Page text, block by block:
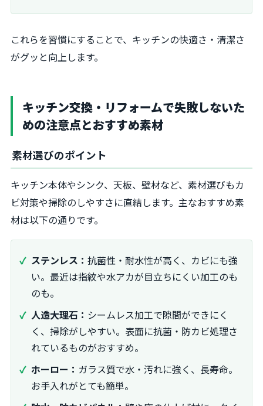
これらを習慣にすることで、キッチンの快適さ・清潔さ
がグッと向上します。
キッチン交換・リフォームで失敗しないた
めの注意点とおすすめ素材
素材選びのポイント
キッチン本体やシンク、天板、壁材など、素材選びもカ
ビ対策や掃除のしやすさに直結します。主なおすすめ素
材は以下の通りです。
ステンレス： 抗菌性・耐水性が高く、カビにも強
い。最近は指紋や水アカが目立ちにくい加工のも
のも。
人造大理石： シームレス加工で隙間ができにく
く、掃除がしやすい。表面に抗菌・防カビ処理さ
れているものがおすすめ。
ホーロー： ガラス質で水・汚れに強く、長寿命。
お手入れがとても簡単。